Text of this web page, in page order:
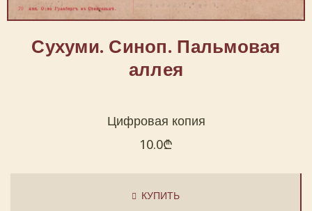
Сухуми. Синоп. Пальмовая
аллея
Цифровая копия
10.0₾
КУПИТЬ